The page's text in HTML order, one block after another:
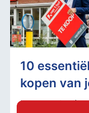
10
kopen van